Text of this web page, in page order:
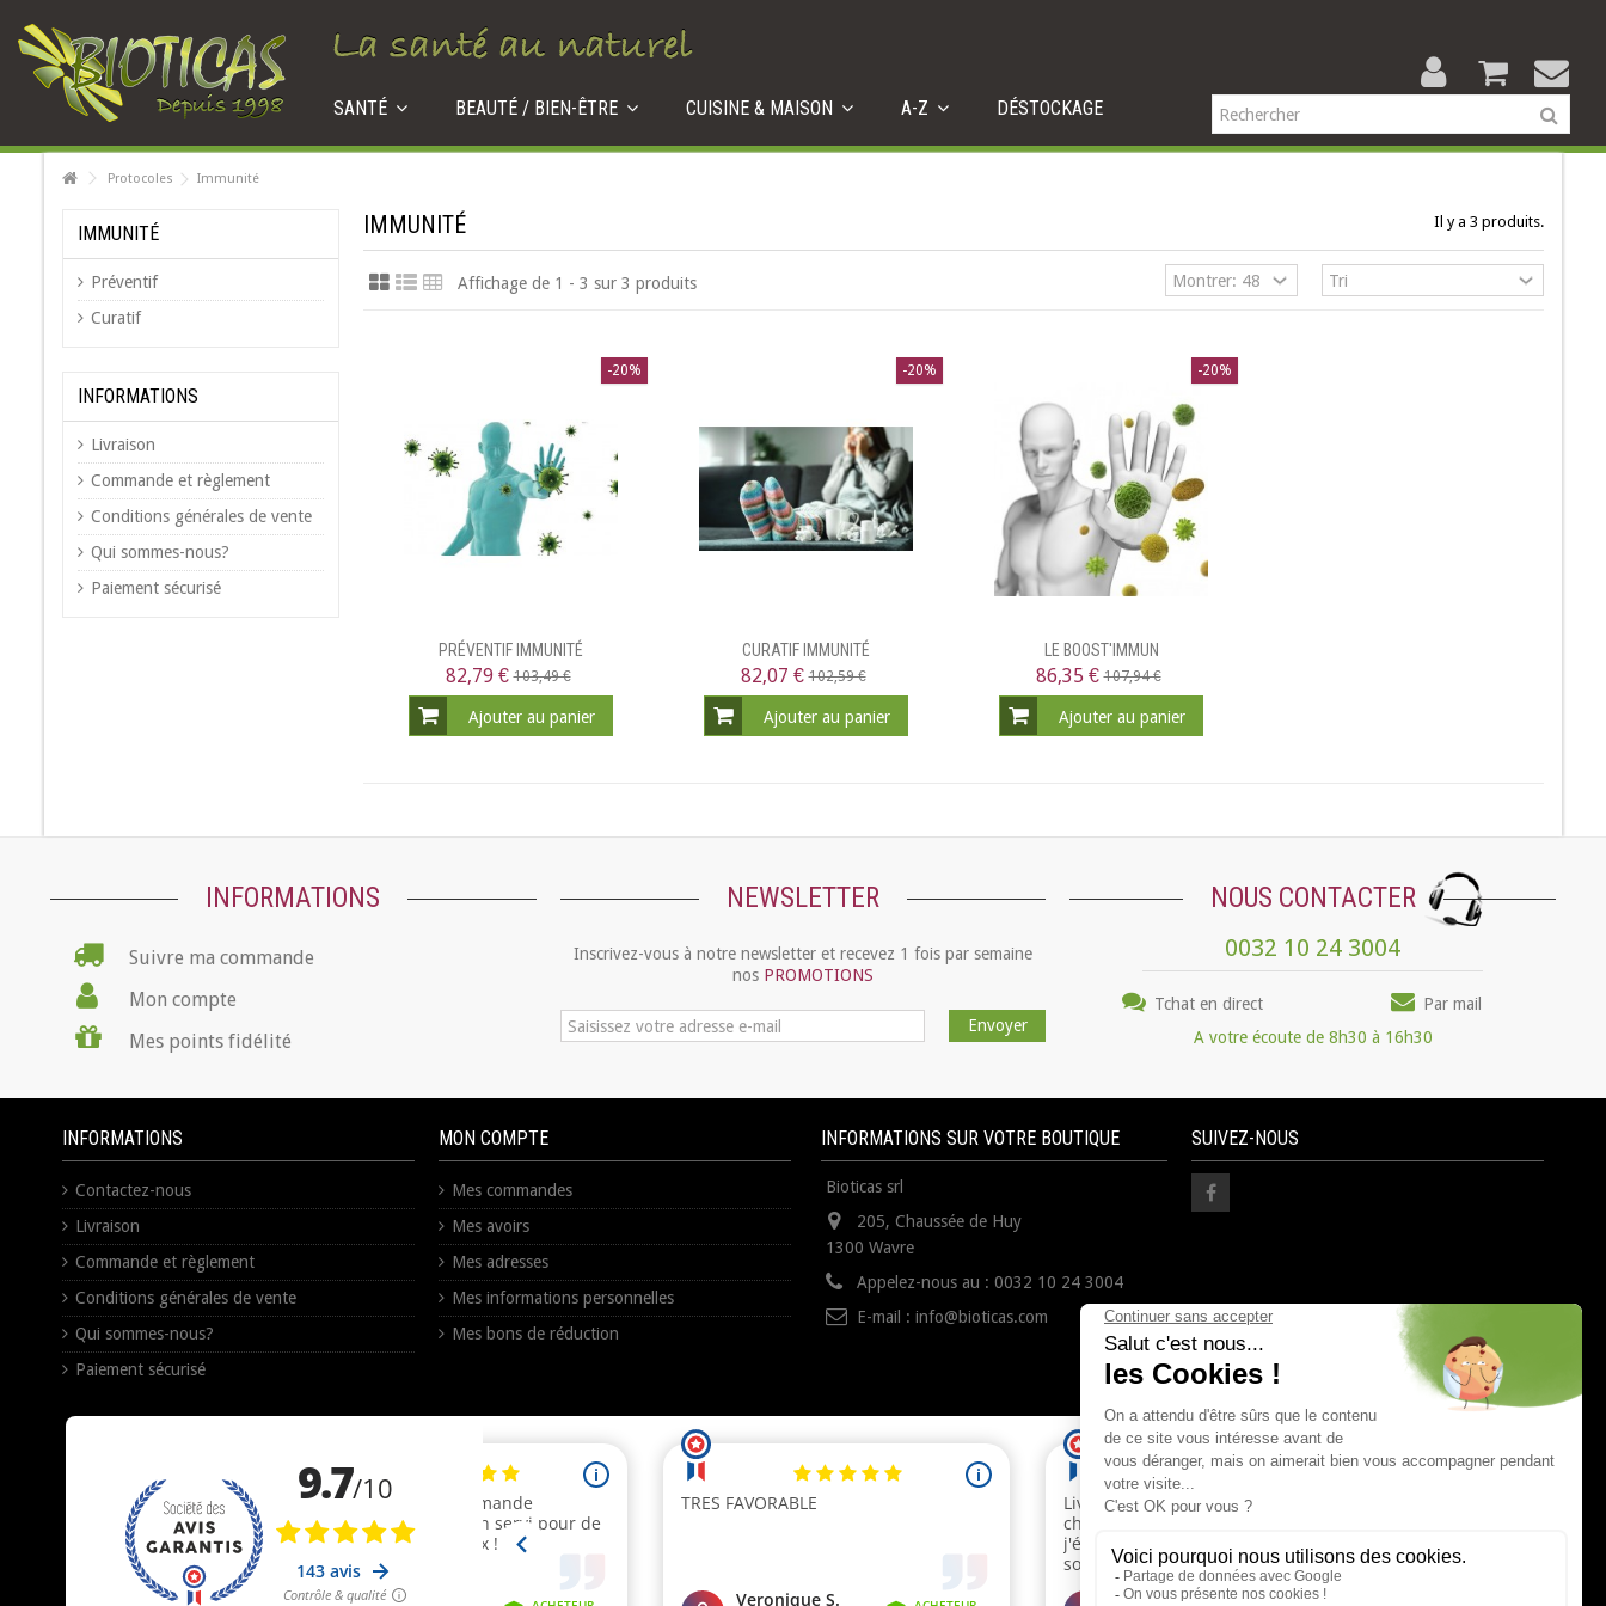
SANTÉ BEAUTÉ / BIEN-ÊTRE CUISINE & MAISON A-Z DÉSTOCKAGE
Protocoles Immunité
IMMUNITÉ
Préventif
Curatif
INFORMATIONS
Livraison
Commande et règlement
Conditions générales de vente
Qui sommes-nous?
Paiement sécurisé
IMMUNITÉ Il y a 3 produits.
Affichage de 1 - 3 sur 3 produits
-20%
PRÉVENTIF IMMUNITÉ
82,79 €103,49 €
Ajouter au panier
-20%
CURATIF IMMUNITÉ
82,07 €102,59 €
Ajouter au panier
-20%
LE BOOST'IMMUN
86,35 €107,94 €
Ajouter au panier
INFORMATIONS
Suivre ma commande
Mon compte
Mes points fidélité
NEWSLETTER
Inscrivez-vous à notre newsletter et recevez 1 fois par semaine
nos PROMOTIONS
Envoyer
NOUS CONTACTER
0032 10 24 3004
Tchat en direct
Par mail
A votre écoute de 8h30 à 16h30
INFORMATIONS
Contactez-nous
Livraison
Commande et règlement
Conditions générales de vente
Qui sommes-nous?
Paiement sécurisé
MON COMPTE
Mes commandes
Mes avoirs
Mes adresses
Mes informations personnelles
Mes bons de réduction
INFORMATIONS SUR VOTRE BOUTIQUE
Bioticas srl
205, Chaussée de Huy
1300 Wavre
Appelez-nous au : 0032 10 24 3004
E-mail : info@bioticas.com
SUIVEZ-NOUS